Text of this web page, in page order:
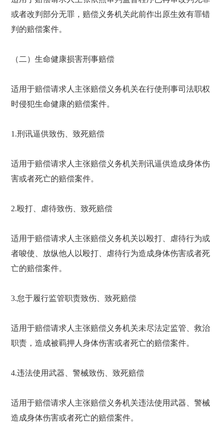
或者改判部分无罪，赔偿义务机关此前作出原生效有罪错
判的赔偿案件。
（二）生命健康损害刑事赔偿
适用于赔偿请求人主张赔偿义务机关在行使刑事司法职权
时侵犯生命健康的赔偿案件。
1.刑讯逼供致伤、致死赔偿
适用于赔偿请求人主张赔偿义务机关刑讯逼供造成身体伤
害或者死亡的赔偿案件。
2.殴打、虐待致伤、致死赔偿
适用于赔偿请求人主张赔偿义务机关以殴打、虐待行为或
者唆使、放纵他人以殴打、虐待行为造成身体伤害或者死
亡的赔偿案件。
3.怠于履行监管职责致伤、致死赔偿
适用于赔偿请求人主张赔偿义务机关未尽法定监管、救治
职责，造成被羁押人身体伤害或者死亡的赔偿案件。
4.违法使用武器、警械致伤、致死赔偿
适用于赔偿请求人主张赔偿义务机关违法使用武器、警械
造成身体伤害或者死亡的赔偿案件。